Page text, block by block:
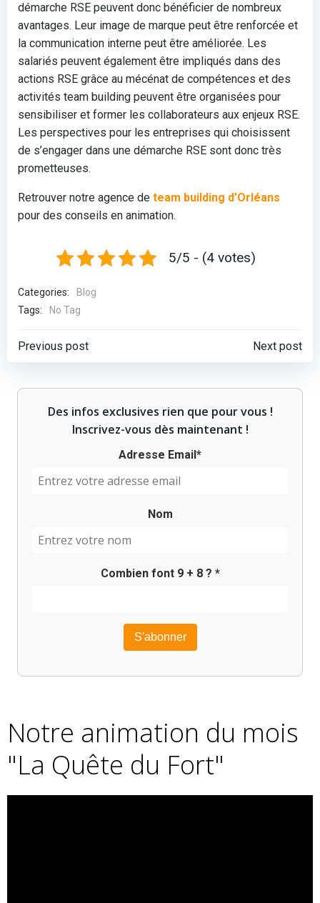
démarche RSE peuvent donc bénéficier de nombreux
avantages. Leur image de marque peut être renforcée et
la communication interne peut être améliorée. Les
salariés peuvent également être impliqués dans des
actions RSE grâce au mécénat de compétences et des
activités team building peuvent être organisées pour
sensibiliser et former les collaborateurs aux enjeux RSE.
Les perspectives pour les entreprises qui choisissent
de s’engager dans une démarche RSE sont donc très
prometteuses.
Retrouver notre agence de team building d’Orléans
pour des conseils en animation.
5/5 - (4 votes)
Categories:
Blog
Tags:
No Tag
Post
navigation
Previous post
Post
navigation
Next post
Des infos exclusives rien que pour vous !
Inscrivez-vous dès maintenant !
Adresse Email*
Nom
Combien font 9+ 8? *
Notre animation du mois
"La Quête du Fort"